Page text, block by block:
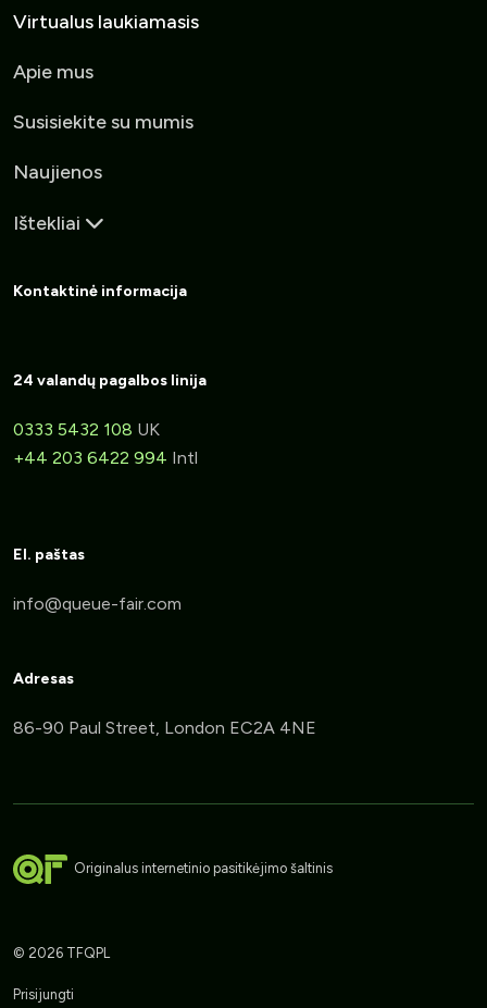
Virtualus laukiamasis
Apie mus
Susisiekite su mumis
Naujienos
Ištekliai
Kontaktinė informacija
24 valandų pagalbos linija
0333 5432 108 UK
+44 203 6422 994 Intl
El. paštas
Adresas
86-90 Paul Street, London EC2A 4NE
Originalus internetinio pasitikėjimo šaltinis
© 2026 TFQPL
Prisijungti